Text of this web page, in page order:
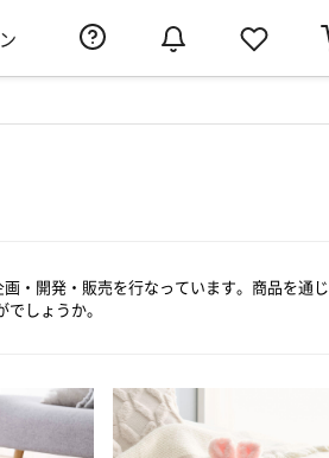
・開発・販売を行なっています。商品を通じ
しょうか。